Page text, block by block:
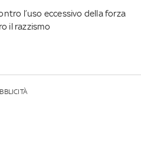
l’uso eccessivo della forza
il razzismo